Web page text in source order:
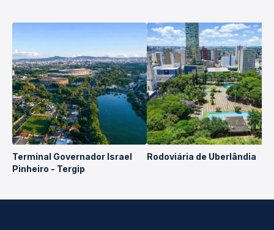
Terminal Governador Israel
Pinheiro - Tergip
Rodoviária de Uberlândia